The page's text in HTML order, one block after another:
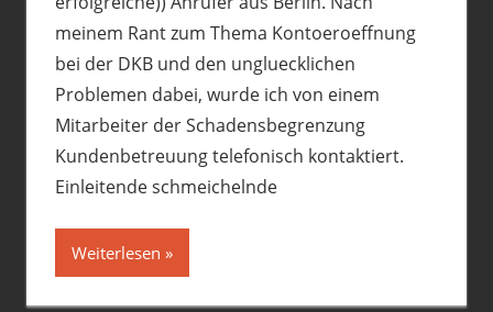
meinem Rant zum Thema Kontoeroeffnung
bei der DKB und den ungluecklichen
Problemen dabei, wurde ich von einem
Mitarbeiter der Schadensbegrenzung
Kundenbetreuung telefonisch kontaktiert.
Einleitende schmeichelnde
Weiterlesen